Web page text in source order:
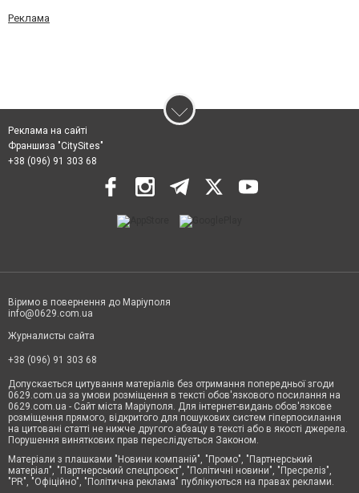
Реклама
Реклама на сайті
Франшиза "CitySites"
+38 (096) 91 303 68
Віримо в повернення до Маріуполя
info@0629.com.ua
Журналисты сайта
+38 (096) 91 303 68
Допускається цитування матеріалів без отримання попередньої згоди
0629.com.ua за умови розміщення в тексті обов'язкового посилання на
0629.com.ua - Сайт міста Маріуполя. Для інтернет-видань обов'язкове
розміщення прямого, відкритого для пошукових систем гіперпосилання
на цитовані статті не нижче другого абзацу в тексті або в якості джерела.
Порушення виняткових прав переслідується Законом.
Матеріали з плашками "Новини компаній", "Промо", "Партнерський
матеріал", "Партнерський спецпроєкт", "Політичні новини", "Пресреліз",
"PR", "Офіційно", "Політична реклама" публікуються на правах реклами.